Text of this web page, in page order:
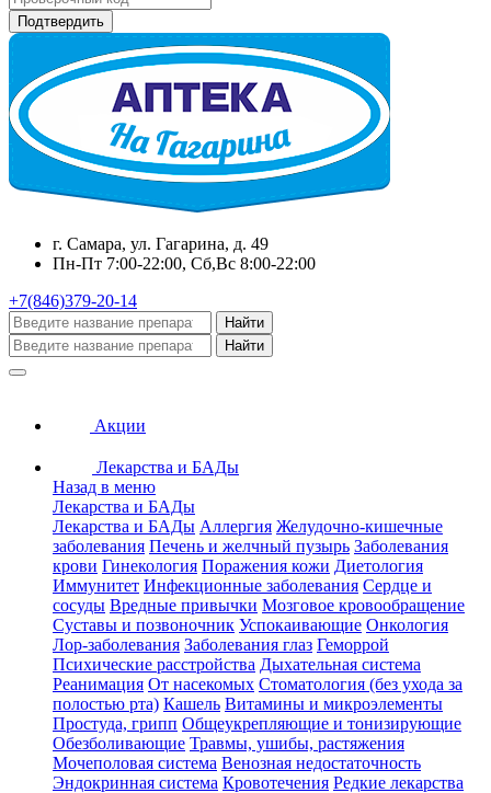
г. Самара, ул. Гагарина, д. 49
Пн-Пт 7:00-22:00, Сб,Вс 8:00-22:00
+7(846)379-20-14
Найти
Найти
Акции
Лекарства и БАДы
Назад в меню
Лекарства и БАДы
Лекарства и БАДы Аллергия Желудочно-кишечные
заболевания Печень и желчный пузырь Заболевания
крови Гинекология Поражения кожи Диетология
Иммунитет Инфекционные заболевания Сердце и
сосуды Вредные привычки Мозговое кровообращение
Суставы и позвоночник Успокаивающие Онкология
Лор-заболевания Заболевания глаз Геморрой
Психические расстройства Дыхательная система
Реанимация От насекомых Стоматология (без ухода за
полостью рта) Кашель Витамины и микроэлементы
Простуда, грипп Общеукрепляющие и тонизирующие
Обезболивающие Травмы, ушибы, растяжения
Мочеполовая система Венозная недостаточность
Эндокринная система Кровотечения Редкие лекарства